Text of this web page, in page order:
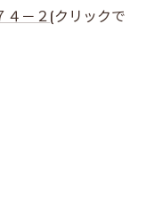
４－２(クリックで